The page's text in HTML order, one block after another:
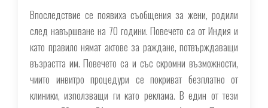
Впоследствие се появиха съобщения за жени, родили
след навършване на 70 години. Повечето са от Индия и
като правило нямат актове за раждане, потвърждаващи
възрастта им. Повечето са и със скромни възможности,
чиито инвитро процедури се покриват безплатно от
клиники, използващи ги като реклама. В един от тези